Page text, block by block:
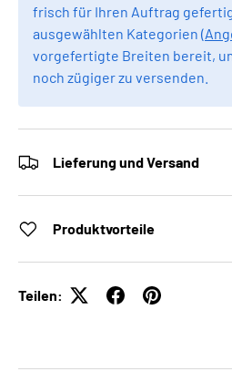
frisch für Ihren Auftrag
ausgewählten Kategorien (
vorgefertigte Breiten bereit,
noch zügiger zu versenden.
Lieferung und Versand
Produktvorteile
Teilen: